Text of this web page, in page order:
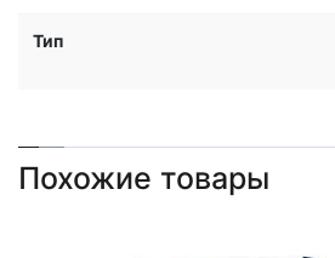
Тип
Похожие товары